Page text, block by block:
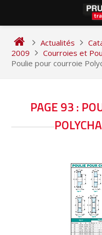
content
Actualités
2009
Courroies et
Poulie pour courroie
PAGE 93 :
NAVIGATION